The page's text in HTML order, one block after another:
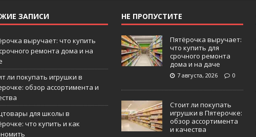
ЗАПИСИ
выручает: что купить
ремонта дома и на
ли покупать игрушки в
обзор ассортимента и
для школы в
что купить и как
НЕ ПРОПУСТИТЕ
Пятёрочка выручает:
что купить для
срочного ремонта
дома и на даче
7 августа, 2026 0
Стоит ли покупать
игрушки в Пятерочке:
обзор ассортимента
и качества